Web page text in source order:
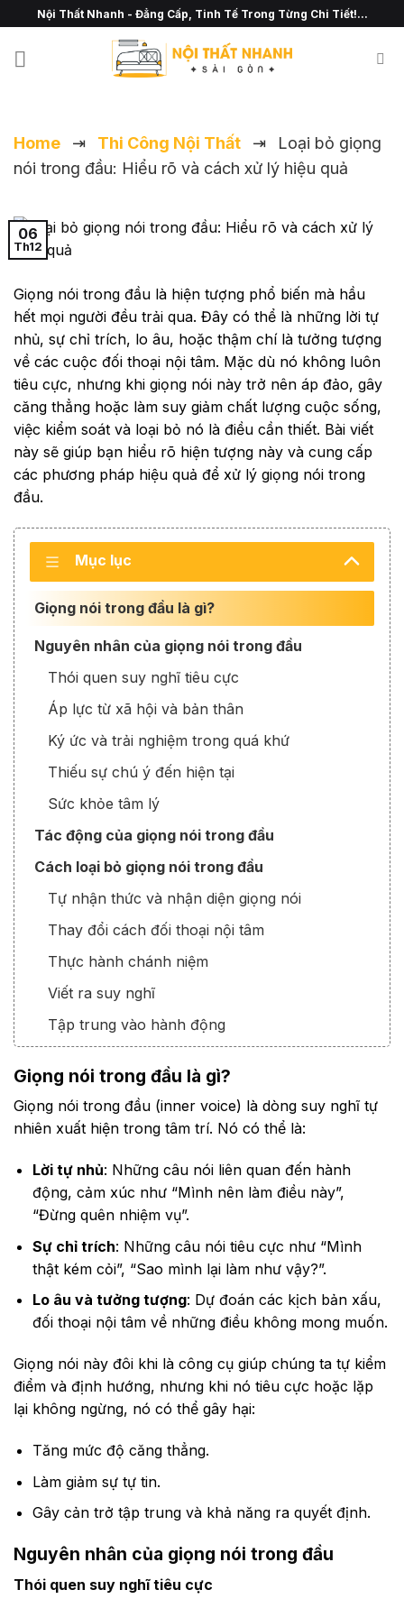
Chuyển
đến
nội
Nội Thất Nhanh - Đẳng Cấp, Tinh Tế Trong Từng Chi Tiết!...
Home ⇥ Thi Công Nội Thất ⇥
Loại bỏ giọng
nói trong đầu: Hiểu rõ và cách xử lý hiệu quả
06
Th12
Giọng nói trong đầu là hiện tượng phổ biến mà hầu
hết mọi người đều trải qua. Đây có thể là những lời tự
nhủ, sự chỉ trích, lo âu, hoặc thậm chí là tưởng tượng
về các cuộc đối thoại nội tâm. Mặc dù nó không luôn
tiêu cực, nhưng khi giọng nói này trở nên áp đảo, gây
căng thẳng hoặc làm suy giảm chất lượng cuộc sống,
việc kiểm soát và loại bỏ nó là điều cần thiết. Bài viết
này sẽ giúp bạn hiểu rõ hiện tượng này và cung cấp
các phương pháp hiệu quả để xử lý giọng nói trong
đầu.
Mục lục
Giọng nói trong đầu là gì?
Nguyên nhân của giọng nói trong đầu
Thói quen suy nghĩ tiêu cực
Áp lực từ xã hội và bản thân
Ký ức và trải nghiệm trong quá khứ
Thiếu sự chú ý đến hiện tại
Sức khỏe tâm lý
Tác động của giọng nói trong đầu
Cách loại bỏ giọng nói trong đầu
Tự nhận thức và nhận diện giọng nói
Thay đổi cách đối thoại nội tâm
Thực hành chánh niệm
Viết ra suy nghĩ
Tập trung vào hành động
Khi nào cần tìm sự giúp đỡ chuyên môn?
Lợi ích khi loại bỏ giọng nói trong đầu
Giọng nói trong đầu là gì?
Giọng nói trong đầu (inner voice) là dòng suy nghĩ tự
nhiên xuất hiện trong tâm trí. Nó có thể là:
Lời tự nhủ: Những câu nói liên quan đến hành
động, cảm xúc như “Mình nên làm điều này”,
“Đừng quên nhiệm vụ”.
Sự chỉ trích: Những câu nói tiêu cực như “Mình
thật kém cỏi”, “Sao mình lại làm như vậy?”.
Lo âu và tưởng tượng: Dự đoán các kịch bản xấu,
đối thoại nội tâm về những điều không mong muốn.
Giọng nói này đôi khi là công cụ giúp chúng ta tự kiểm
điểm và định hướng, nhưng khi nó tiêu cực hoặc lặp
lại không ngừng, nó có thể gây hại:
Tăng mức độ căng thẳng.
Làm giảm sự tự tin.
Gây cản trở tập trung và khả năng ra quyết định.
Nguyên nhân của giọng nói trong đầu
Thói quen suy nghĩ tiêu cực